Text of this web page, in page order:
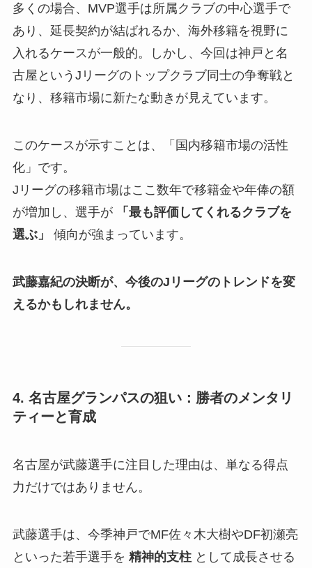
多くの場合、MVP選手は所属クラブの中心選手で
あり、延長契約が結ばれるか、海外移籍を視野に
入れるケースが一般的。しかし、今回は神戸と名
古屋というJリーグのトップクラブ同士の争奪戦と
なり、移籍市場に新たな動きが見えています。
このケースが示すことは、「国内移籍市場の活性
化」です。
Jリーグの移籍市場はここ数年で移籍金や年俸の額
が増加し、選手が
「最も評価してくれるクラブを
選ぶ」
傾向が強まっています。
武藤嘉紀の決断が、今後のJリーグのトレンドを変
えるかもしれません。
4. 名古屋グランパスの狙い：勝者のメンタリ
ティーと育成
名古屋が武藤選手に注目した理由は、単なる得点
力だけではありません。
武藤選手は、今季神戸でMF佐々木大樹やDF初瀬亮
といった若手選手を 精神的支柱として成長させる